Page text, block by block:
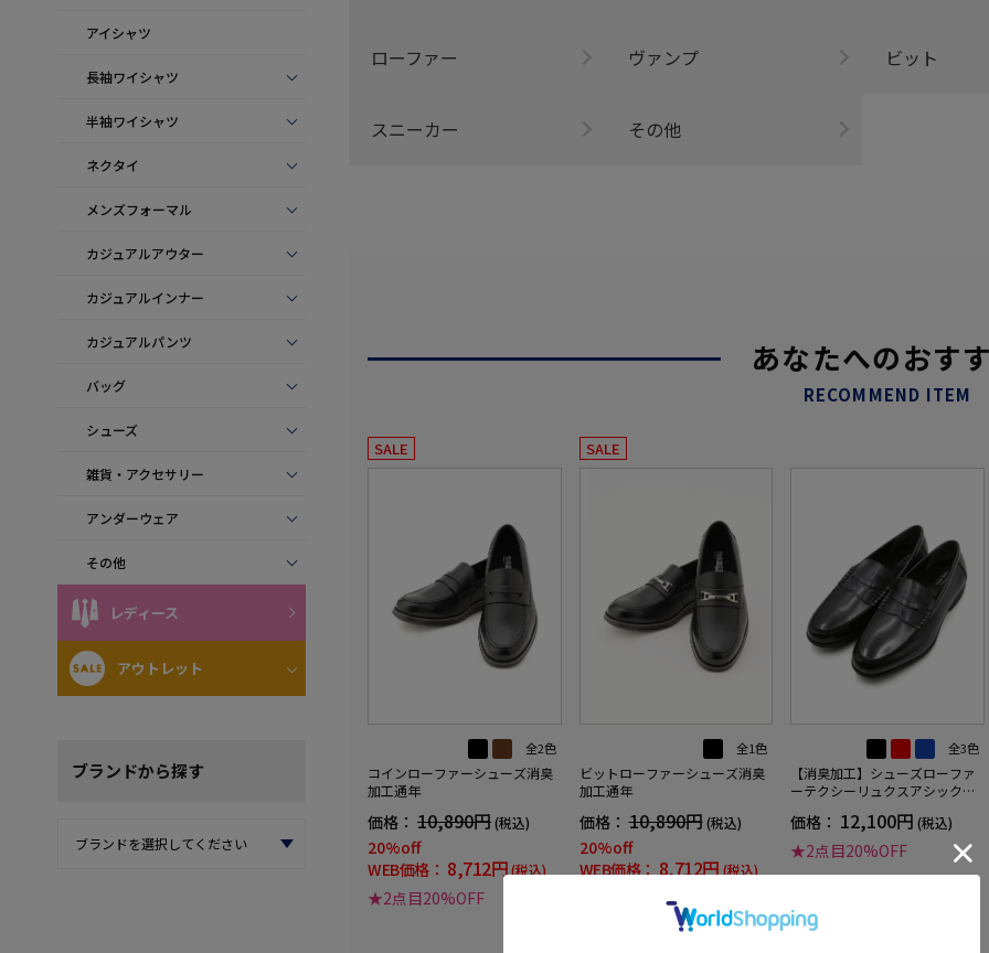
アイシャツ
長袖ワイシャツ
半袖ワイシャツ
ネクタイ
メンズフォーマル
カジュアルアウター
カジュアルインナー
カジュアルパンツ
バッグ
シューズ
雑貨・アクセサリー
アンダーウェア
その他
レディース
アウトレット
ブランドから探す
ローファー ヴァンプ ビット
スニーカー その他
あなたへのおす
RECOMMEND ITEM
SALE
全2色
コインローファーシューズ消臭
加工通年
価格： 10,890円(税込)
20%off
WEB価格： 8,712円(税込)
★2点目20%OFF
SALE
全1色
ビットローファーシューズ消臭
加工通年
価格： 10,890円 (税込)
20%off
WEB価格：8,712円 (税込)
★2点目20%OFF
全3色
【消臭加工】シューズローファ
ーテクシーリュクスアシックス
価格： 12,100円 (税込)
★2点目20%OFF